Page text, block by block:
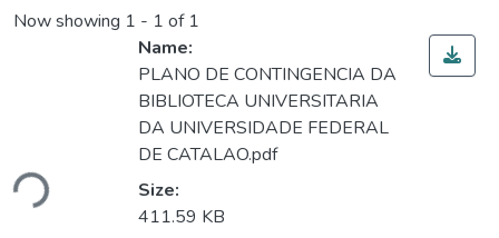
Now showing 1 - 1 of 1
Name:
PLANO DE CONTINGENCIA DA
BIBLIOTECA UNIVERSITARIA
DA UNIVERSIDADE FEDERAL
DE CATALAO.pdf
Size:
411.59 KB